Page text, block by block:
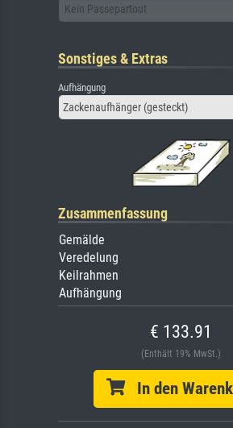
Kein Passepartout
Sonstiges & Extras
Aufhängung
Zackenaufhänger (gesteckt)
Zusammenfassung
Gemälde
Veredelung
Keilrahmen
Aufhängung
€ 133.91
(Enthält 19% MwSt.)
In den